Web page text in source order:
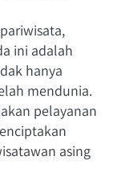
ini adalah
hanya
mendunia.
pelayanan
asing